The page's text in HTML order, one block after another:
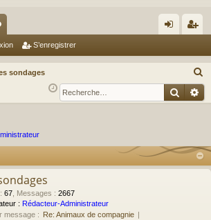
ne
xi
nr
eg
r
S’enregistrer
sondages
e
c
r
: 67 Messages : 2667
: Rédacteur-Administrateur
message :
Re: Animaux de compagnie